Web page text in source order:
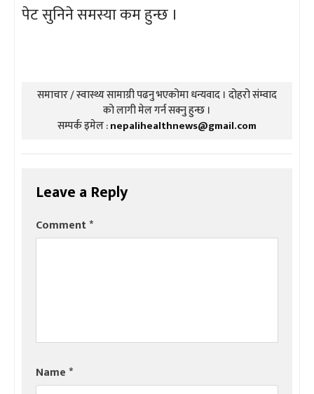
पेट सुनिने समस्या कम हुन्छ ।
समाचार / स्वास्थ्य सामाग्री पढनु भएकोमा धन्यवाद । दोहरो संम्वाद
को लागी मेल गर्न सक्नु हुन्छ ।
सम्पर्क इमेल :nepalihealthnews@gmail.com
Leave a Reply
Comment*
Name*